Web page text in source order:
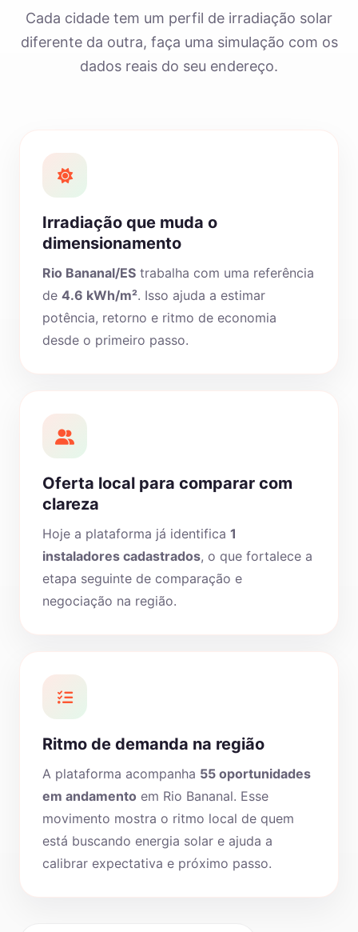
Cada cidade tem um perfil de irradiação solar
diferente da outra, faça uma simulação com os
dados reais do seu endereço.
Irradiação que muda o
dimensionamento
Rio Bananal/ES trabalha com uma referência
de 4.6 kWh/m². Isso ajuda a estimar
potência, retorno e ritmo de economia
desde o primeiro passo.
Oferta local para comparar com
clareza
Hoje a plataforma já identifica 1
instaladores cadastrados, o que fortalece a
etapa seguinte de comparação e
negociação na região.
Ritmo de demanda na região
A plataforma acompanha 55 oportunidades
em andamento em Rio Bananal. Esse
movimento mostra o ritmo local de quem
está buscando energia solar e ajuda a
calibrar expectativa e próximo passo.